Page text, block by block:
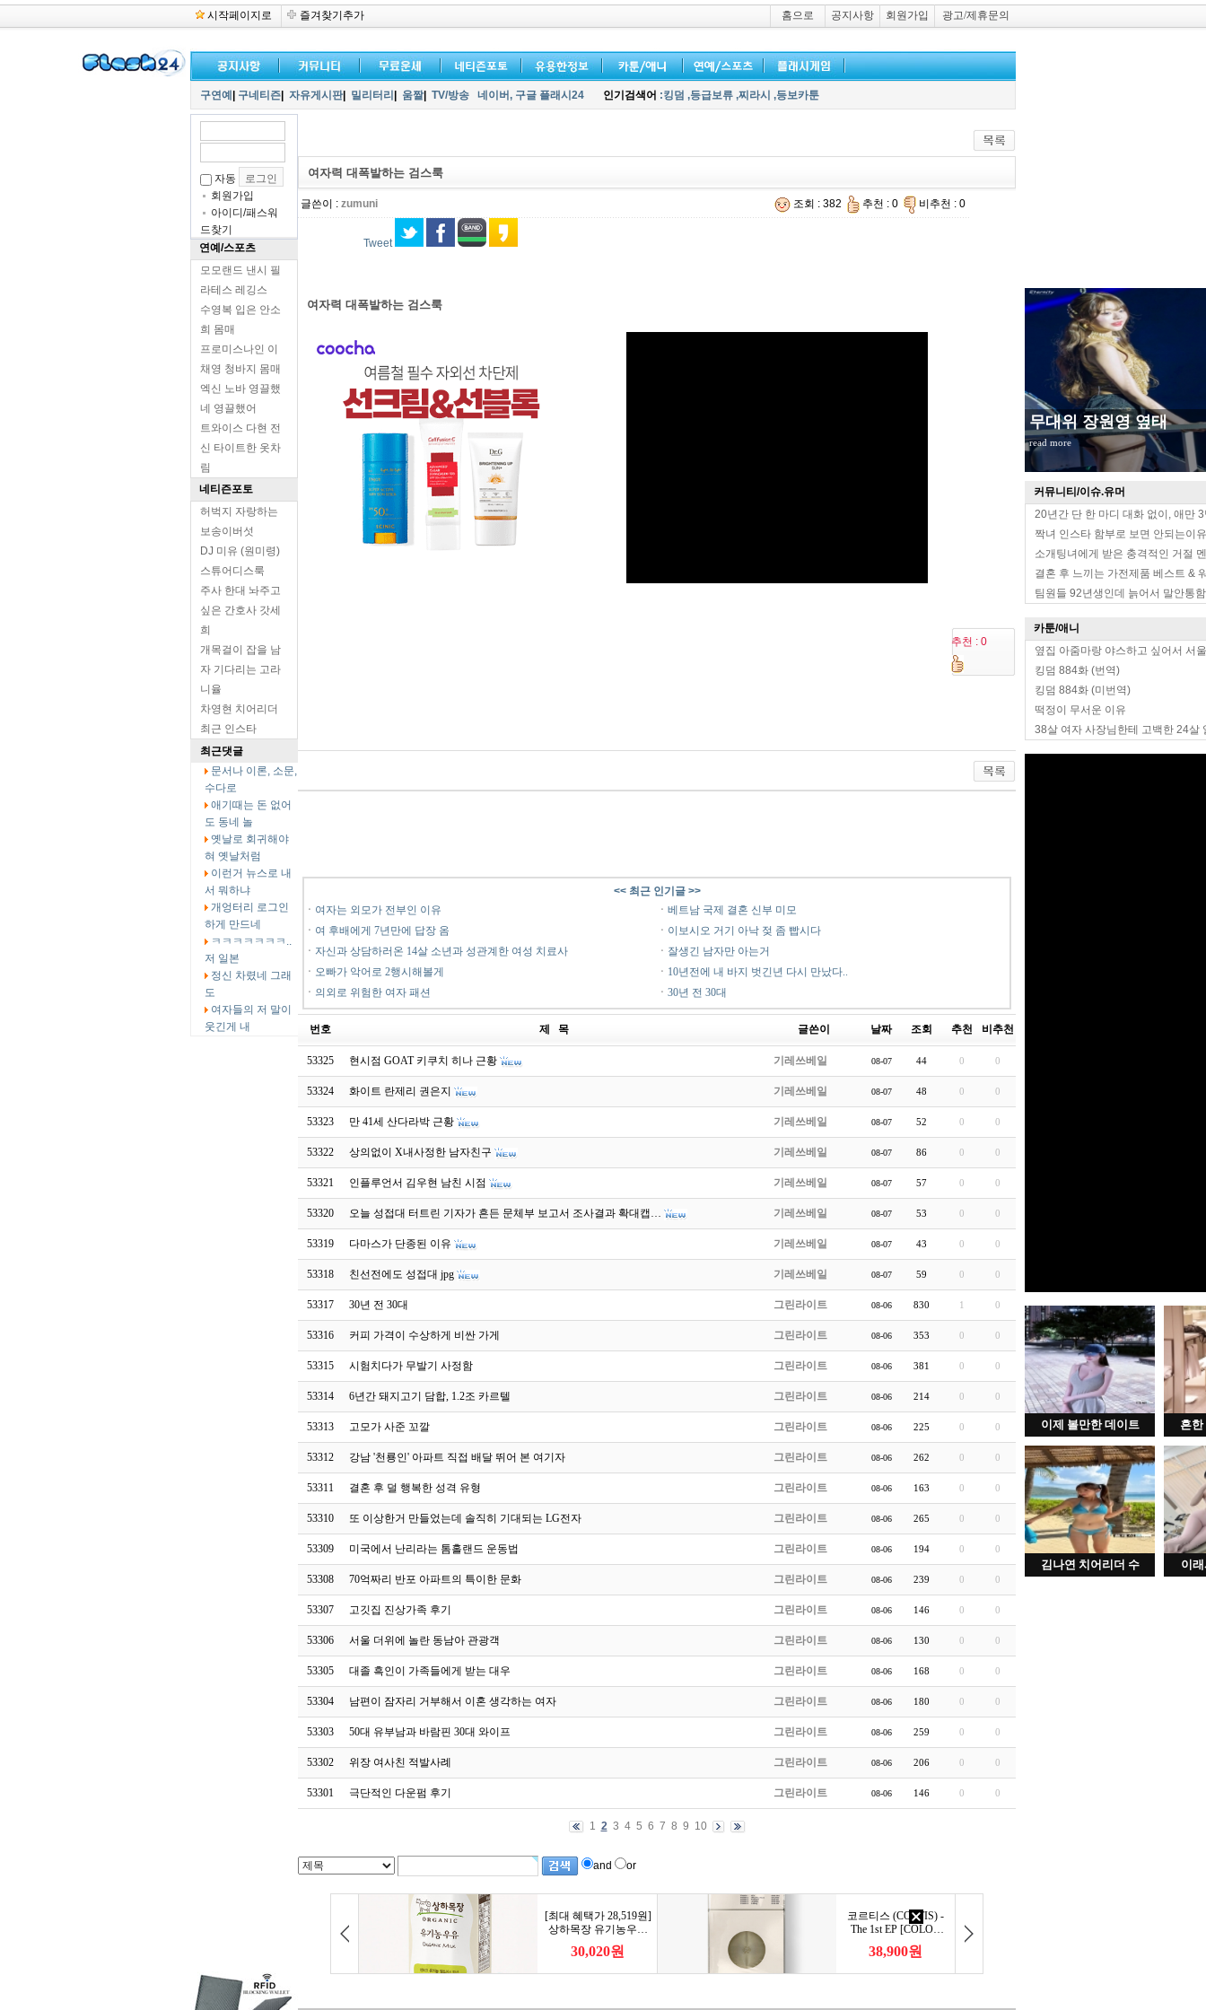
시작페이지로 즐겨찾기추가 홈으로 공지사항 회원가입 광고/제휴문의
무대위 장원영 옆태
read more
커뮤니티/이슈.유머
20년간 단 한 마디 대화 없이, 애만
짝녀 인스타 함부로 보면 안되는이유
소개팅녀에게 받은 충격적인 거절
결혼 후 느끼는 가전제품 베스트 &
팀원들 92년생인데 늙어서 말안통
카툰/애니
옆집 아줌마랑 야스하고 싶어서 서
킹덤 884화 (번역)
킹덤 884화 (미번역)
떡정이 무서운 이유
38살 여자 사장님한테 고백한 24살
이제 볼만한 데이트 흔한
김나연 치어리더 수 이
구연예 구네티즌 자유게시판| 밀리터리 움짤| TV/방송 네이버, 구글 플래시24 인기검색어 :킹덤 ,등급보류 ,찌라시 ,등보카툰
자동
회원가입
아이디/패스워
드찾기
연예/스포츠
모모랜드 낸시 필
라테스 레깅스
수영복 입은 안소
희 몸매
프로미스나인 이
채영 청바지 몸매
엑신 노바 영끌했
네 영끌했어
트와이스 다현 전
신 타이트한 옷차
림
네티즌포토
허벅지 자랑하는
보송이버섯
DJ 미유 (원미령)
스튜어디스룩
주사 한대 놔주고
싶은 간호사 갓세
희
개목걸이 잡을 남
자 기다리는 고라
니율
차영현 치어리더
최근 인스타
최근댓글
문서나 이론, 소문,
수다로
애기때는 돈 없어
도 동네 놀
옛날로 회귀해야
혀 옛날처럼
이런거 뉴스로 내
서 뭐하냐
개엉터리 로그인
하게 만드네
ㅋㅋㅋㅋㅋㅋㅋ..
저 일본
정신 차렸네 그래
도
여자들의 저 말이
웃긴게 내
여자력 대폭발하는 검스룩
글쓴이 : zumuni 조회 : 382 추천 : 0 비추천 : 0
Tweet
여자력 대폭발하는 검스룩
추천 : 0
<< 최근 인기글 >>
ㆍ 여자는 외모가 전부인 이유 ㆍ 베트남 국제 결혼 신부 미모
ㆍ 여 후배에게 7년만에 답장 옴 ㆍ 이보시오 거기 아낙 젖 좀 빱시다
ㆍ 자신과 상담하러온 14살 소년과 성관계한 여성 치료사 ㆍ 잘생긴 남자만 아는거
ㆍ 오빠가 악어로 2행시해볼게 ㆍ 10년전에 내 바지 벗긴년 다시 만났다..
ㆍ 의외로 위험한 여자 패션 ㆍ 30년 전 30대
번호 제 목 글쓴이 날짜 조회 추천 비추천
53325 현시점 GOAT 키쿠치 히나 근황 기레쓰베일 08-07 44 0 0
53324 화이트 란제리 권은지 기레쓰베일 08-07 48 0 0
53323 만 41세 산다라박 근황 기레쓰베일 08-07 52 0 0
53322 상의없이 X내사정한 남자친구 기레쓰베일 08-07 86 0 0
53321 인플루언서 김우현 남친 시점 기레쓰베일 08-07 57 0 0
53320 오늘 성접대 터트린 기자가 흔든 문체부 보고서 조사결과 확대캡… 기레쓰베일 08-07 53 0 0
53319 다마스가 단종된 이유 기레쓰베일 08-07 43 0 0
53318 친선전에도 성접대 jpg 기레쓰베일 08-07 59 0 0
53317 30년 전 30대 그린라이트 08-06 830 1 0
53316 커피 가격이 수상하게 비싼 가게 그린라이트 08-06 353 0 0
53315 시험치다가 무발기 사정함 그린라이트 08-06 381 0 0
53314 6년간 돼지고기 담합, 1.2조 카르텔 그린라이트 08-06 214 0 0
53313 고모가 사준 꼬깔 그린라이트 08-06 225 0 0
53312 강남 '천룡인' 아파트 직접 배달 뛰어 본 여기자 그린라이트 08-06 262 0 0
53311 결혼 후 덜 행복한 성격 유형 그린라이트 08-06 163 0 0
53310 또 이상한거 만들었는데 솔직히 기대되는 LG전자 그린라이트 08-06 265 0 0
53309 미국에서 난리라는 톰홀랜드 운동법 그린라이트 08-06 194 0 0
53308 70억짜리 반포 아파트의 특이한 문화 그린라이트 08-06 239 0 0
53307 고깃집 진상가족 후기 그린라이트 08-06 146 0 0
53306 서울 더위에 놀란 동남아 관광객 그린라이트 08-06 130 0 0
53305 대졸 흑인이 가족들에게 받는 대우 그린라이트 08-06 168 0 0
53304 남편이 잠자리 거부해서 이혼 생각하는 여자 그린라이트 08-06 180 0 0
53303 50대 유부남과 바람핀 30대 와이프 그린라이트 08-06 259 0 0
53302 위장 여사친 적발사례 그린라이트 08-06 206 0 0
53301 극단적인 다운펌 후기 그린라이트 08-06 146 0 0
1 2 3 4 5 6 7 8 9 10
and or